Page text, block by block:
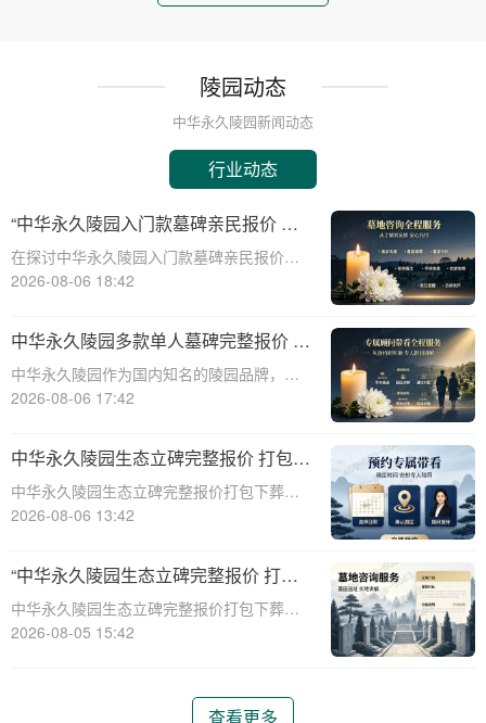
陵园动态
中华永久陵园新闻动态
行业动态
“中华永久陵园入门款墓碑亲民报价 一
次性付清享折上折：超值优惠与便捷选
择的完美结合”
在探讨中华永久陵园入门款墓碑亲民报价这
一主题时，我们首先需要理解墓碑选择的重
对逝者的纪念，也是对生者情感的寄托。因
此，选择一款既符合预算又具有纪念意义的
墓碑显得尤
2026-08-06 18:42
中华永久陵园多款单人墓碑完整报价 淡
季下单直降数千元详解
中华永久陵园作为国内知名的陵园品牌，提
供多种单人墓碑选择，满足不同客户的需
墓碑的完整报价，并解释淡季下单直降数千
元的优惠政策，帮助消费者做出明智的选
择。☎ 中华永
2026-08-06 17:42
中华永久陵园生态立碑完整报价 打包下
葬服务同步享折扣详解
中华永久陵园生态立碑完整报价打包下葬服
务同步享折扣详解☎ 中华永久陵园电话:400-
的规划越来越重视。中华永久陵园作为国内
知名的陵园品牌，提供了一系列生
2026-08-06 13:42
“中华永久陵园生态立碑完整报价 打包
下葬服务同步享折扣：全方位福利解析
与专属优惠”
中华永久陵园生态立碑完整报价打包下葬服
务同步享折扣：全方位福利解析与专属优惠
式有了更多的选择。中华永久陵园作
2026-08-05 15:42
查看更多